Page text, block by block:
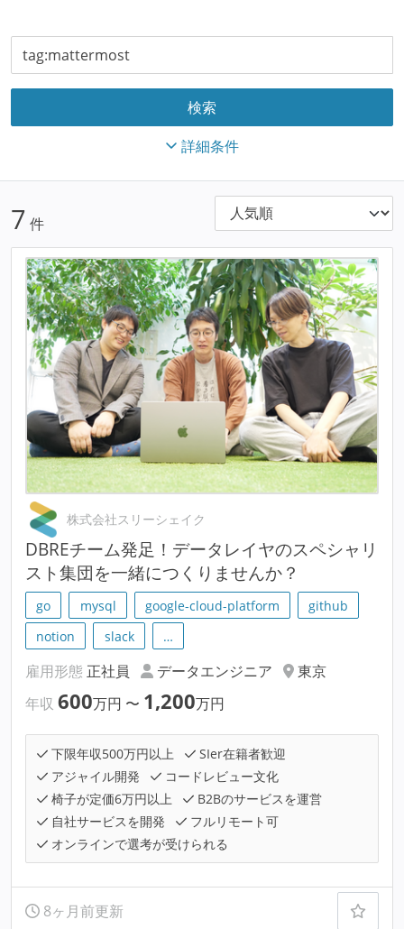
詳細条件
7 件
株式会社スリーシェイク
DBREチーム発足！データレイヤのスペシャリ
スト集団を一緒につくりませんか？
go mysql google-cloud-platform
github
notion
slack …
雇用形態 正社員 データエンジニア
東京
年収 600万円 〜 1,200万円
下限年収500万円以上
SIer在籍者歓迎
アジャイル開発
コードレビュー文化
椅子が定価6万円以上
B2Bのサービスを運営
自社サービスを開発
フルリモート可
オンラインで選考が受けられる
8ヶ月前更新